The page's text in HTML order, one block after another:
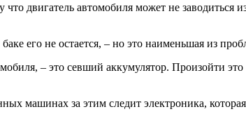
двигатель автомобиля может не заводиться
его не остается, – но это наименьшая из
– это севший аккумулятор. Произойти
машинах за этим следит электроника,